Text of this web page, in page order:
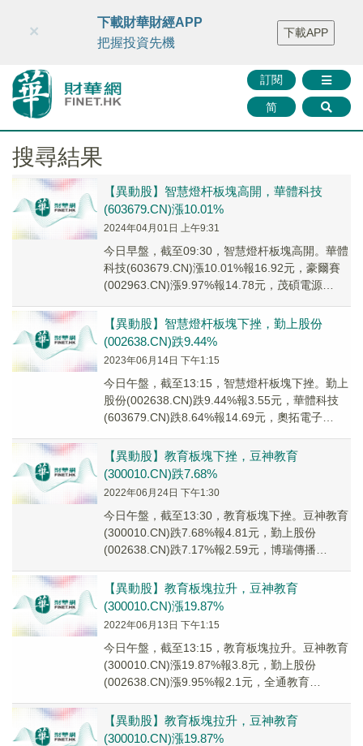
財華智庫網 FINTV FINMETA 財華證券 媒體矩陣
智庫沙龍
聯絡我們
訂閱
简
×
下載財華財經APP
把握投資先機
下載APP
搜尋結果
【異動股】智慧燈杆板塊高開，華體科技
(603679.CN)漲10.01%
2024年04月01日 上午9:31
今日早盤，截至09:30，智慧燈杆板塊高開。華體
科技(603679.CN)漲10.01%報16.92元，豪爾賽
(002963.CN)漲9.97%報14.78元，茂碩電源
【異動股】智慧燈杆板塊下挫，勤上股份
(002638.CN)跌9.44%
2023年06月14日 下午1:15
今日午盤，截至13:15，智慧燈杆板塊下挫。勤上
股份(002638.CN)跌9.44%報3.55元，華體科技
(603679.CN)跌8.64%報14.69元，奧拓電子
【異動股】教育板塊下挫，豆神教育
(300010.CN)跌7.68%
2022年06月24日 下午1:30
今日午盤，截至13:30，教育板塊下挫。豆神教育
(300010.CN)跌7.68%報4.81元，勤上股份
(002638.CN)跌7.17%報2.59元，博瑞傳播
【異動股】教育板塊拉升，豆神教育
(300010.CN)漲19.87%
2022年06月13日 下午1:15
今日午盤，截至13:15，教育板塊拉升。豆神教育
(300010.CN)漲19.87%報3.8元，勤上股份
(002638.CN)漲9.95%報2.1元，全通教育
【異動股】教育板塊拉升，豆神教育
(300010.CN)漲19.87%